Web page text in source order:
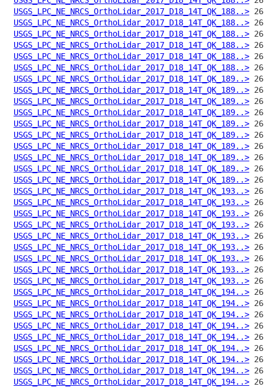
USGS_LPC_NE_NRCS_OrthoLidar_2017_D18_14T_QK_188..>
USGS_LPC_NE_NRCS_OrthoLidar_2017_D18_14T_QK_188..>
USGS_LPC_NE_NRCS_OrthoLidar_2017_D18_14T_QK_188..>
USGS_LPC_NE_NRCS_OrthoLidar_2017_D18_14T_QK_188..>
USGS_LPC_NE_NRCS_OrthoLidar_2017_D18_14T_QK_188..>
USGS_LPC_NE_NRCS_OrthoLidar_2017_D18_14T_QK_188..>
USGS_LPC_NE_NRCS_OrthoLidar_2017_D18_14T_QK_189..>
USGS_LPC_NE_NRCS_OrthoLidar_2017_D18_14T_QK_189..>
USGS_LPC_NE_NRCS_OrthoLidar_2017_D18_14T_QK_189..>
USGS_LPC_NE_NRCS_OrthoLidar_2017_D18_14T_QK_189..>
USGS_LPC_NE_NRCS_OrthoLidar_2017_D18_14T_QK_189..>
USGS_LPC_NE_NRCS_OrthoLidar_2017_D18_14T_QK_189..>
USGS_LPC_NE_NRCS_OrthoLidar_2017_D18_14T_QK_189..>
USGS_LPC_NE_NRCS_OrthoLidar_2017_D18_14T_QK_189..>
USGS_LPC_NE_NRCS_OrthoLidar_2017_D18_14T_QK_189..>
USGS_LPC_NE_NRCS_OrthoLidar_2017_D18_14T_QK_189..>
USGS_LPC_NE_NRCS_OrthoLidar_2017_D18_14T_QK_193..>
USGS_LPC_NE_NRCS_OrthoLidar_2017_D18_14T_QK_193..>
USGS_LPC_NE_NRCS_OrthoLidar_2017_D18_14T_QK_193..>
USGS_LPC_NE_NRCS_OrthoLidar_2017_D18_14T_QK_193..>
USGS_LPC_NE_NRCS_OrthoLidar_2017_D18_14T_QK_193..>
USGS_LPC_NE_NRCS_OrthoLidar_2017_D18_14T_QK_193..>
USGS_LPC_NE_NRCS_OrthoLidar_2017_D18_14T_QK_193..>
USGS_LPC_NE_NRCS_OrthoLidar_2017_D18_14T_QK_193..>
USGS_LPC_NE_NRCS_OrthoLidar_2017_D18_14T_QK_193..>
USGS_LPC_NE_NRCS_OrthoLidar_2017_D18_14T_QK_194..>
USGS_LPC_NE_NRCS_OrthoLidar_2017_D18_14T_QK_194..>
USGS_LPC_NE_NRCS_OrthoLidar_2017_D18_14T_QK_194..>
USGS_LPC_NE_NRCS_OrthoLidar_2017_D18_14T_QK_194..>
USGS_LPC_NE_NRCS_OrthoLidar_2017_D18_14T_QK_194..>
USGS_LPC_NE_NRCS_OrthoLidar_2017_D18_14T_QK_194..>
USGS_LPC_NE_NRCS_OrthoLidar_2017_D18_14T_QK_194..>
USGS_LPC_NE_NRCS_OrthoLidar_2017_D18_14T_QK_194..>
USGS_LPC_NE_NRCS_OrthoLidar_2017_D18_14T_QK_194..>